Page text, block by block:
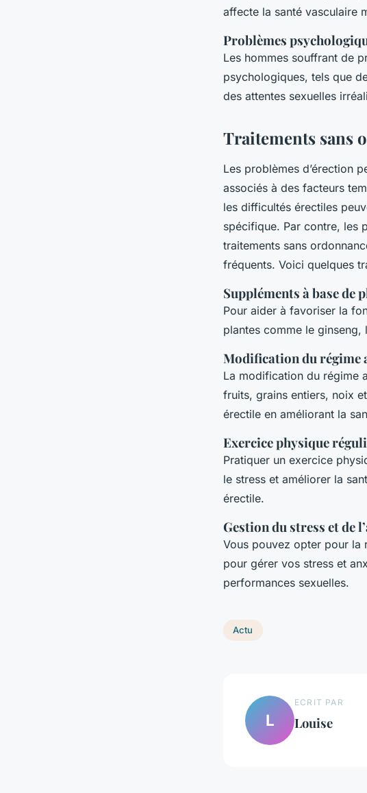
affecte la santé vasculaire
Problèmes
Les hommes souffrant de
psychologiques, tels que
des attentes sexuelles
Traitements sans
Les problèmes d’érection
associés à des facteurs
les difficultés érectiles
spécifique. Par contre, les
traitements sans
fréquents. Voici quelques
Suppléments à base de
Pour aider à favoriser la
plantes comme le
Modification du régime
La modification du régime
fruits, grains entiers, noix
érectile en améliorant la
Exercice physique
Pratiquer un exercice
le stress et améliorer la
érectile.
Gestion du stress et de
Vous pouvez opter pour la
pour gérer vos stress et
performances sexuelles.
Actu
L
ECRIT PAR
Louise